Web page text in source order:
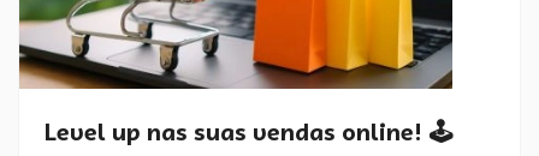
Level up nas suas vendas online! 🕹️